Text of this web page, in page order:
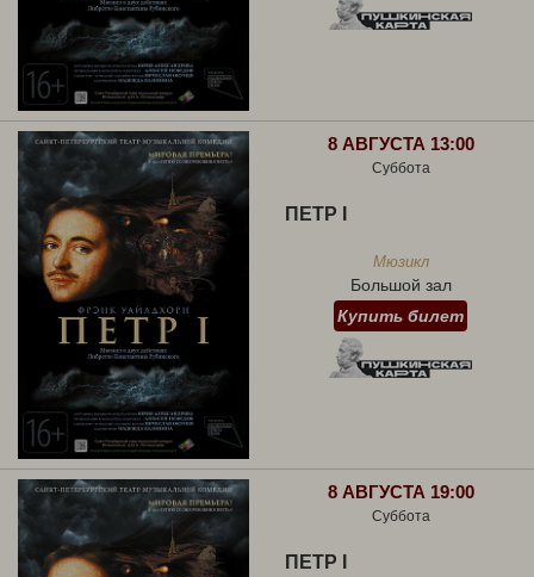
8 АВГУСТА 13:00
Суббота
ПЕТР I
Мюзикл
Большой зал
Купить билет
8 АВГУСТА 19:00
Суббота
ПЕТР I